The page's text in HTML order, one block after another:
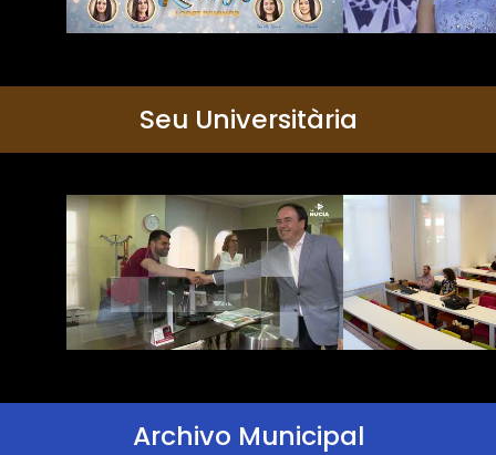
Seu Universitària
Archivo Municipal